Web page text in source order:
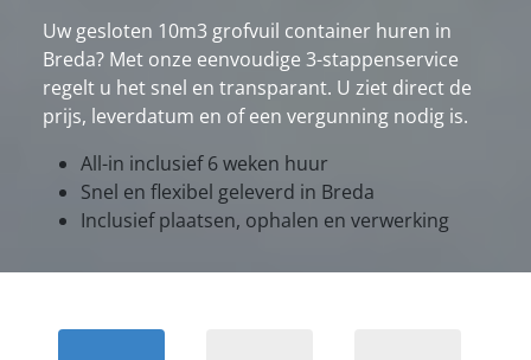
Uw gesloten 10m3 grofvuil container huren in
Breda? Met onze eenvoudige 3-stappenservice
regelt u het snel en transparant. U ziet direct de
prijs, leverdatum en of een vergunning nodig is.
All-in inclusief 6 weken huur
Snel en flexibel geleverd in Breda
Inclusief plaatsen, ophalen en verwerking